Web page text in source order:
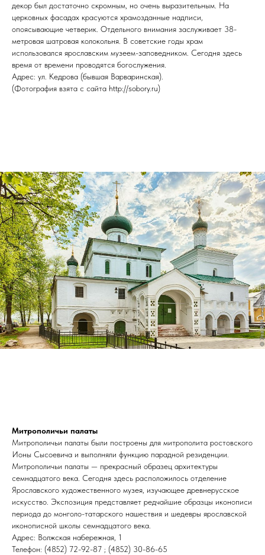
декор был достаточно скромным, но очень выразительным. На
церковных фасадах красуются храмозданные надписи,
опоясывающие четверик. Отдельного внимания заслуживает 38-
метровая шатровая колокольня. В советские годы храм
использовался ярославским музеем-заповедником. Сегодня здесь
время от времени проводятся богослужения.
Адрес: ул. Кедрова (бывшая Варваринская).
(Фотография взята с сайта http://sobory.ru)
Митрополичьи палаты
Митрополичьи палаты были построены для митрополита ростовского
Ионы Сысоевича и выполняли функцию парадной резиденции.
Митрополичьи палаты — прекрасный образец архитектуры
семнадцатого века. Сегодня здесь расположилось отделение
Ярославского художественного музея, изучающее древнерусское
искусство. Экспозиция представляет редчайшие образцы иконописи
периода до монголо-татарского нашествия и шедевры ярославской
иконописной школы семнадцатого века.
Адрес: Волжская набережная, 1
Телефон: (4852) 72-92-87 ; (4852) 30-86-65